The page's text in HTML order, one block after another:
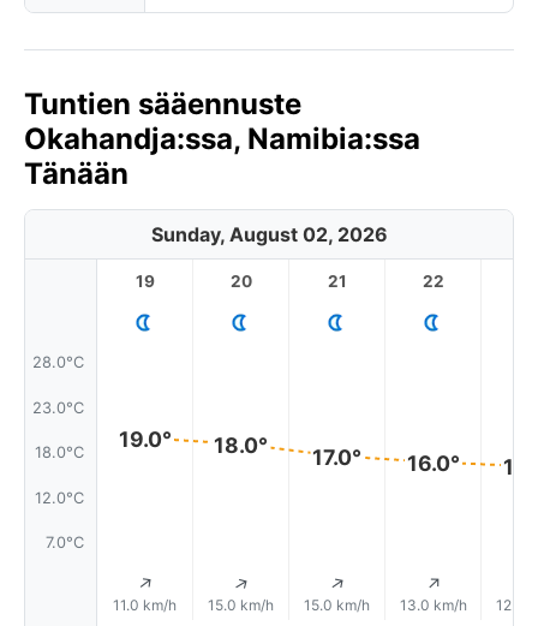
Tuntien sääennuste
Okahandja:ssa, Namibia:ssa
Tänään
Sunday, August 02, 2026
28.0°C
23.0°C
18.0°C
12.0°C
7.0°C
19
19.0°
↑
11.0 km/h
20
18.0°
↑
15.0 km/h
21
17.0°
↑
15.0 km/h
22
16.0°
↑
13.0 km/h 12.0